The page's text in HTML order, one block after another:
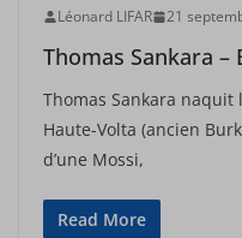
Léonard LIFAR 21
Thomas Sankara –
Thomas Sankara naquit
Haute-Volta (ancien
d’une Mossi,
Read More